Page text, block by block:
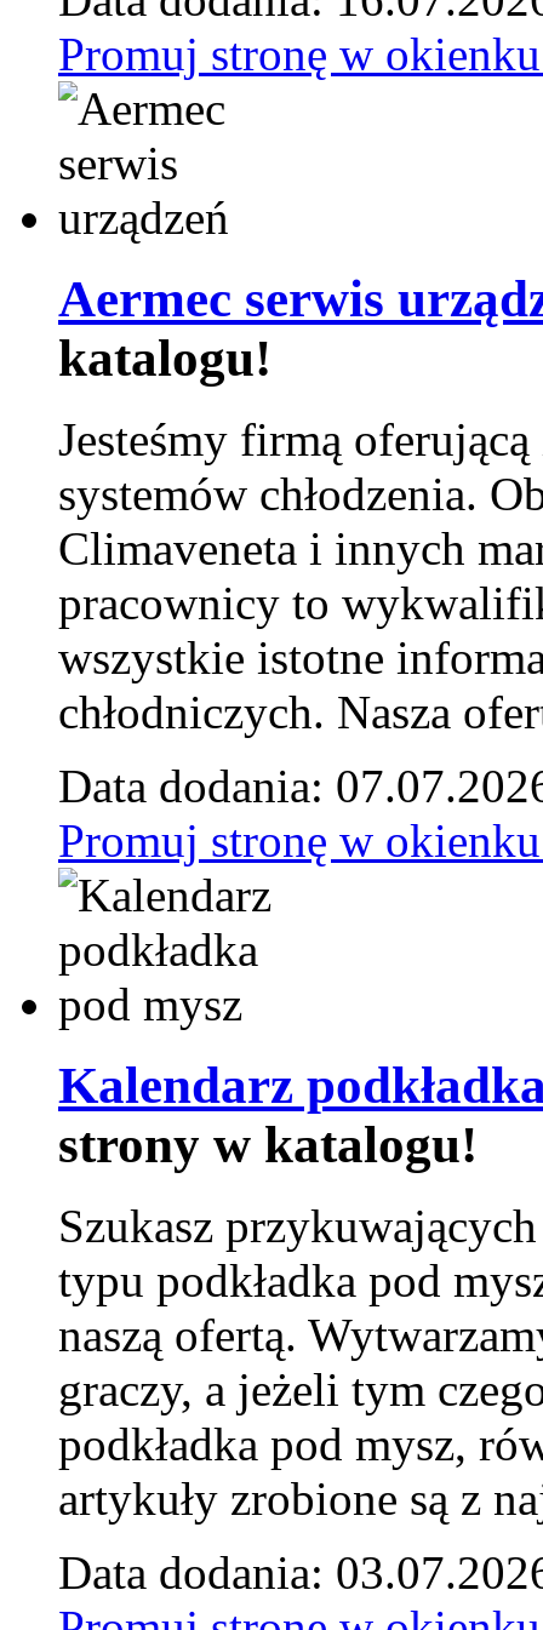
Promuj stronę w
Aermec serwis
katalogu!
Jesteśmy firmą
systemów chłodzenia.
Climaveneta i innych
pracownicy to
wszystkie istotne
chłodniczych. Nasza
Data dodania:
Promuj stronę w
Kalendarz
strony w katalogu!
Szukasz
typu podkładka pod
naszą ofertą.
graczy, a jeżeli tym
podkładka pod mysz,
artykuły zrobione są z
Data dodania: